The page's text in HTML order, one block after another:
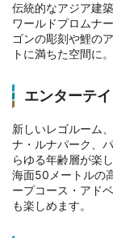
伝統的なアジア建
ワールドプロムナ
ゴンの彫刻や鯉の
トに満ちた空間に。
エンターテ
新しいレゴルーム
ナ・ルナパーク、
らゆる年齢層が楽
海面50メートルの
ープコース・アド
も楽しめます。